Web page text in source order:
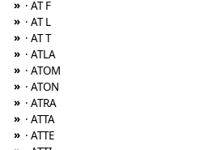
» · AT F
» · AT L
» · AT T
» · ATLA
» · ATOM
» · ATON
» · ATRA
» · ATTA
» · ATTE